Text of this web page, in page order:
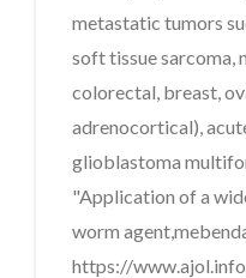
metastatic tumors
soft tissue sarcoma,
colorectal, breast,
adrenocortical),
glioblastoma
"Application of a
worm
https://